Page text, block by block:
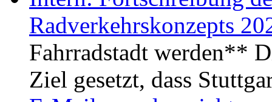
Radverkehrskonzepts
Fahrradstadt werden**
Ziel gesetzt, dass